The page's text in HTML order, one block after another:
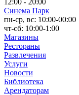
12:00 - 20:00
Синема Парк
пн-ср, вс: 10:00-00:00
чт-сб: 10:00-1:00
Магазины
Рестораны
Развлечения
Услуги
Новости
Библиотека
Арендаторам